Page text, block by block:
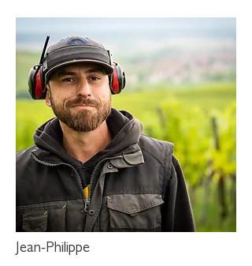
Jean-Philippe